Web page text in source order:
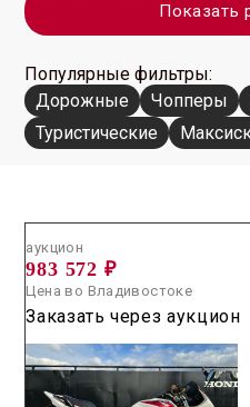
Показать
Популярные фильтры:
Дорожные
Чопперы
Туристические
аукцион
983 572 ₽
Цена во Владивостоке
Заказать через аукцион